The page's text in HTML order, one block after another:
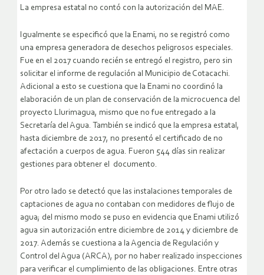
La empresa estatal no contó con la autorización del MAE.
Igualmente se especificó que la Enami, no se registró como
una empresa generadora de desechos peligrosos especiales.
Fue en el 2017 cuando recién se entregó el registro, pero sin
solicitar el informe de regulación al Municipio de Cotacachi.
Adicional a esto se cuestiona que la Enami no coordinó la
elaboración de un plan de conservación de la microcuenca del
proyecto Llurimagua, mismo que no fue entregado a la
Secretaría del Agua. También se indicó que la empresa estatal,
hasta diciembre de 2017, no presentó el certificado de no
afectación a cuerpos de agua. Fueron 544 días sin realizar
gestiones para obtener el documento.
Por otro lado se detectó que las instalaciones temporales de
captaciones de agua no contaban con medidores de flujo de
agua; del mismo modo se puso en evidencia que Enami utilizó
agua sin autorización entre diciembre de 2014 y diciembre de
2017. Además se cuestiona a la Agencia de Regulación y
Control del Agua (ARCA), por no haber realizado inspecciones
para verificar el cumplimiento de las obligaciones. Entre otras